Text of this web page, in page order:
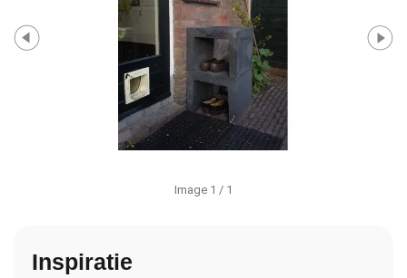
Image 1 / 1
Inspiratie